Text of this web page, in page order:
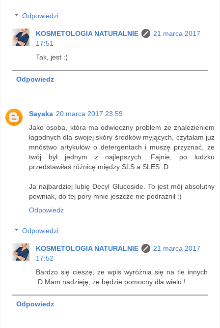
Odpowiedzi
KOSMETOLOGIA NATURALNIE
21 marca 2017
17:51
Tak, jest :(
Odpowiedz
Sayaka 20 marca 2017 23:59
Jako osoba, która ma odwieczny problem ze znalezieniem
łagodnych dla swojej skóry środków myjących, czytałam już
mnóstwo artykułów o detergentach i muszę przyznać, że
twój był jednym z najlepszych. Fajnie, po ludzku
przedstawiłaś różnicę między SLS a SLES :D
Ja najbardziej lubię Decyl Glucoside. To jest mój absolutny
pewniak, do tej pory mnie jeszcze nie podrażnił :)
Odpowiedz
Odpowiedzi
KOSMETOLOGIA NATURALNIE
21 marca 2017
17:52
Bardzo się cieszę, że wpis wyróżnia się na tle innych
:D Mam nadzieję, że będzie pomocny dla wielu !
Odpowiedz